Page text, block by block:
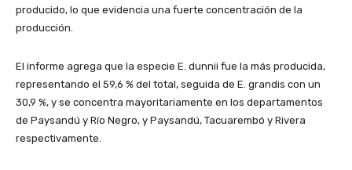
producido, lo que evidencia una fuerte concentración de la
producción.
El informe agrega que la especie E. dunnii fue la más producida,
representando el 59,6 % del total, seguida de E. grandis con un
30,9 %, y se concentra mayoritariamente en los departamentos
de Paysandú y Río Negro, y Paysandú, Tacuarembó y Rivera
respectivamente.